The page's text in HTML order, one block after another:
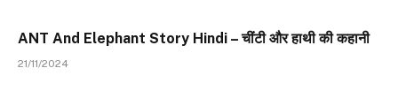
ANT And Elephant Story Hindi – चींटी और हाथी की कहानी
21/11/2024